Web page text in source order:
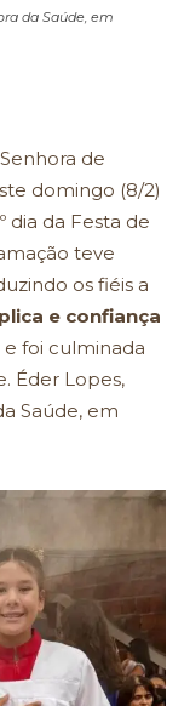
da Saúde, em
de
domingo (8/2)
dia da Festa de
teve
os fiéis a
e confiança
e foi culminada
Éder Lopes,
Saúde, em